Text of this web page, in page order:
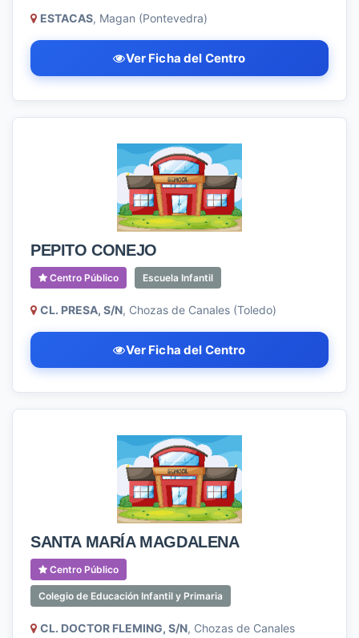
ESTACAS, Magan (Pontevedra)
Ver Ficha del Centro
PEPITO CONEJO
Centro Público Escuela Infantil
CL. PRESA, S/N, Chozas de Canales (Toledo)
Ver Ficha del Centro
SANTA MARÍA MAGDALENA
Centro Público
Colegio de Educación Infantil y Primaria
CL. DOCTOR FLEMING, S/N, Chozas de Canales